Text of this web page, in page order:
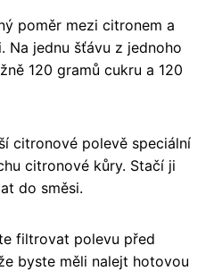
poměr mezi citronem a
Na jednu šťávu z jednoho
120 gramů cukru a 120
citronové polevě speciální
citronové kůry. Stačí ji
do směsi.
filtrovat polevu před
byste měli nalejt hotovou